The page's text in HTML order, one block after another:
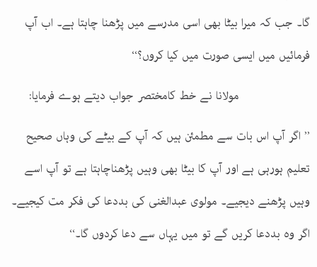
گا۔ جب کہ میرا بیٹا بھی اسی مدرسے میں پڑھنا چاہتا ہے۔ اب آپ
فرمائیں میں ایسی صورت میں کیا کروں؟‘‘
مولانا نے خط کامختصر جواب دیتے ہوے فرمایا:
’’ اگر آپ اس بات سے مطمئن ہیں کہ آپ کے بیٹے کی وہاں صحیح
تعلیم ہورہی ہے اور آپ کا بیٹا بھی وہیں پڑھناچاہتا ہے تو آپ اسے
وہیں پڑھنے دیجیے۔ مولوی عبدالغنی کی بددعا کی فکر مت کیجیے۔
اگر وہ بددعا کریں گے تو میں یہاں سے دعا کردوں گا۔‘‘